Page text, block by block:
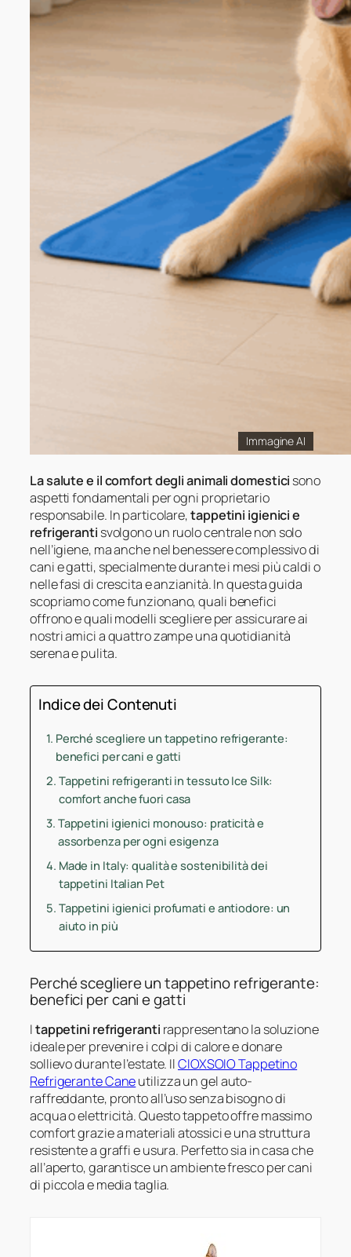
Immagine AI
La salute e il comfort degli animali domestici sono
aspetti fondamentali per ogni proprietario
responsabile. In particolare,tappetini igienici e
refrigeranti svolgono un ruolo centrale non solo
nell’igiene, ma anche nel benessere complessivo di
cani e gatti, specialmente durante i mesi più caldi o
nelle fasi di crescita e anzianità. In questa guida
scopriamo come funzionano, quali benefici
offrono e quali modelli scegliere per assicurare ai
nostri amici a quattro zampe una quotidianità
serena e pulita.
Indice dei Contenuti
Perché scegliere un tappetino refrigerante:
benefici per cani e gatti
Tappetini refrigeranti in tessuto Ice Silk:
comfort anche fuori casa
Tappetini igienici monouso: praticità e
assorbenza per ogni esigenza
Made in Italy: qualità e sostenibilità dei
tappetini Italian Pet
Tappetini igienici profumati e antiodore: un
aiuto in più
Perché scegliere un tappetino refrigerante:
benefici per cani e gatti
Itappetini refrigeranti rappresentano la soluzione
ideale per prevenire i colpi di calore e donare
sollievo durante l’estate. IlCIOXSOIO Tappetino
Refrigerante Caneutilizza un gel auto-
raffreddante, pronto all’uso senza bisogno di
acqua o elettricità. Questo tappeto offre massimo
comfort grazie a materiali atossici e una struttura
resistente a graffi e usura. Perfetto sia in casa che
all’aperto, garantisce un ambiente fresco per cani
di piccola e media taglia.